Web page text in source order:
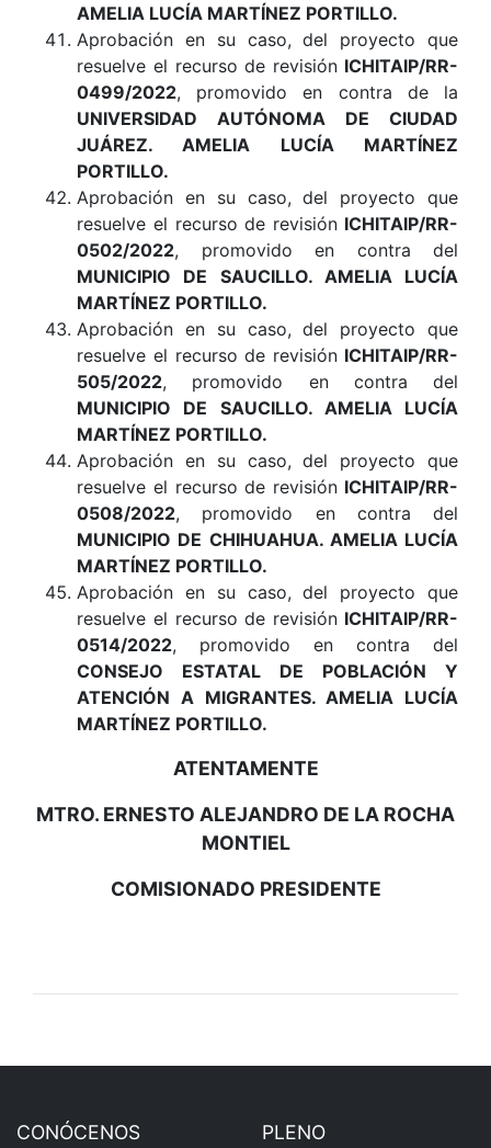
AMELIA LUCÍA MARTÍNEZ PORTILLO.
Aprobación en su caso, del proyecto que
resuelve el recurso de revisión ICHITAIP/RR-
0499/2022, promovido en contra de la
UNIVERSIDAD AUTÓNOMA DE CIUDAD
JUÁREZ. AMELIA LUCÍA MARTÍNEZ
PORTILLO.
Aprobación en su caso, del proyecto que
resuelve el recurso de revisión ICHITAIP/RR-
0502/2022, promovido en contra del
MUNICIPIO DE SAUCILLO. AMELIA LUCÍA
MARTÍNEZ PORTILLO.
Aprobación en su caso, del proyecto que
resuelve el recurso de revisión ICHITAIP/RR-
505/2022, promovido en contra del
MUNICIPIO DE SAUCILLO. AMELIA LUCÍA
MARTÍNEZ PORTILLO.
Aprobación en su caso, del proyecto que
resuelve el recurso de revisión ICHITAIP/RR-
0508/2022, promovido en contra del
MUNICIPIO DE CHIHUAHUA. AMELIA LUCÍA
MARTÍNEZ PORTILLO.
Aprobación en su caso, del proyecto que
resuelve el recurso de revisión ICHITAIP/RR-
0514/2022, promovido en contra del
CONSEJO ESTATAL DE POBLACIÓN Y
ATENCIÓN A MIGRANTES. AMELIA LUCÍA
MARTÍNEZ PORTILLO.
ATENTAMENTE
MTRO. ERNESTO ALEJANDRO DE LA ROCHA
MONTIEL
COMISIONADO PRESIDENTE
CONÓCENOS PLENO